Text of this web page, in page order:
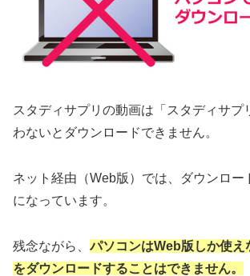
スタディサプリの動画は「スタディサプ
わないとダウンロードできません。
ネット経由（Web版）では、ダウンロー
になっています。
残念ながら、パソコンはWeb版しか使え
をダウンロードすることはできません。